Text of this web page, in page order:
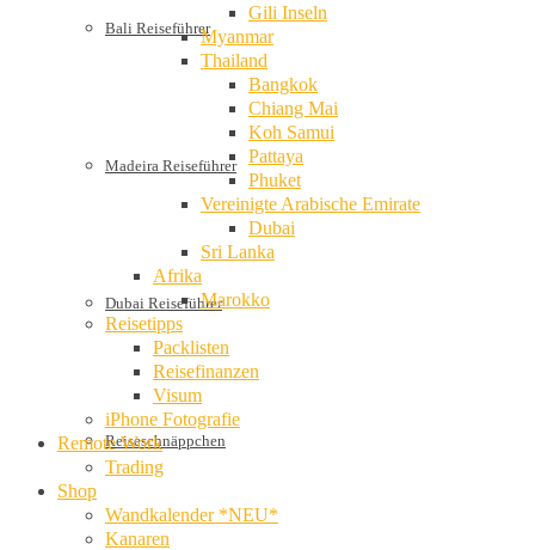
Bali Reiseführer
Madeira Reiseführer
Dubai Reiseführer
Reiseschnäppchen
Gili Inseln
Myanmar
Thailand
Bangkok
Chiang Mai
Koh Samui
Pattaya
Phuket
Vereinigte Arabische Emirate
Dubai
Sri Lanka
Afrika
Marokko
Reisetipps
Packlisten
Reisefinanzen
Visum
iPhone Fotografie
Remote Work
Trading
Shop
Wandkalender *NEU*
Kanaren